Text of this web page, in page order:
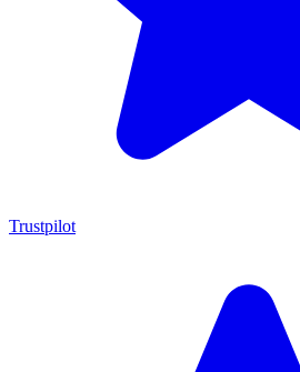
Trustpilot